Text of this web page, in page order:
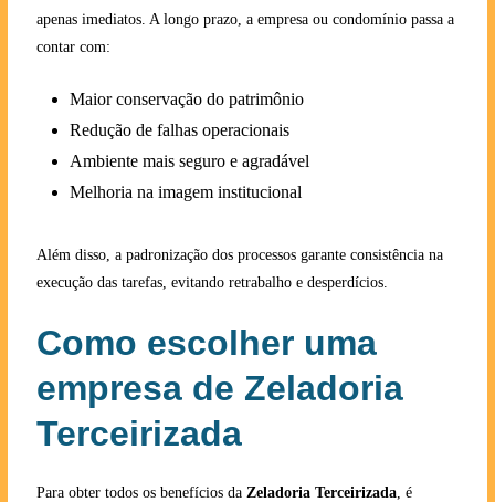
apenas imediatos. A longo prazo, a empresa ou condomínio passa a
contar com:
Maior conservação do patrimônio
Redução de falhas operacionais
Ambiente mais seguro e agradável
Melhoria na imagem institucional
Além disso, a padronização dos processos garante consistência na
execução das tarefas, evitando retrabalho e desperdícios.
Como escolher uma
empresa de Zeladoria
Terceirizada
Para obter todos os benefícios da Zeladoria Terceirizada, é